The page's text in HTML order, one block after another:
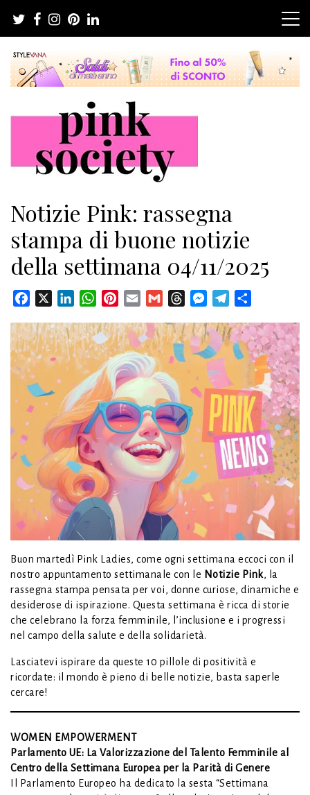
contenuto
Pink Society
Notizie Pink: rassegna
stampa di buone notizie
della settimana 04/11/2025
Facebook LinkedInWhatsAppPinterest
Email Gmail ThreadsMessenger
Telegram
Buon martedì Pink Ladies, come ogni settimana eccoci con il
nostro appuntamento settimanale con le Notizie Pink, la
rassegna stampa pensata per voi, donne curiose, dinamiche e
desiderose di ispirazione. Questa settimana è ricca di storie
che celebrano la forza femminile, l’inclusione e i progressi
nel campo della salute e della solidarietà.
Lasciatevi ispirare da queste 10 pillole di positività e
ricordate: il mondo è pieno di belle notizie, basta saperle
cercare!
WOMEN EMPOWERMENT
Parlamento UE: La Valorizzazione del Talento Femminile al
Centro della Settimana Europea per la Parità di Genere
Il Parlamento Europeo ha dedicato la sesta “Settimana